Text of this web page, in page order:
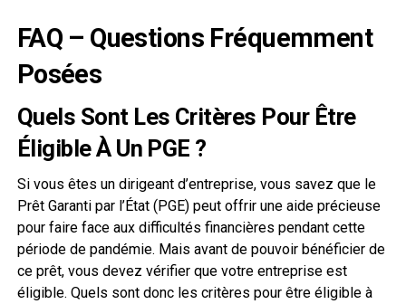
FAQ – Questions Fréquemment
Posées
Quels Sont Les Critères Pour Être
Éligible À Un PGE ?
Si vous êtes un dirigeant d’entreprise, vous savez que le
Prêt Garanti par l’État (PGE) peut offrir une aide précieuse
pour faire face aux difficultés financières pendant cette
période de pandémie. Mais avant de pouvoir bénéficier de
ce prêt, vous devez vérifier que votre entreprise est
éligible. Quels sont donc les critères pour être éligible à